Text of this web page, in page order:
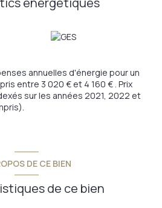
chambre peut aisément accueillir
dispose de trois chambres
adaptées à une grande famille
insonorisée d’environ 60 m², un
accueillir une salle de jeux, un
musique ou encore un espace
complète ce bien et apporte un
Pour plus d’informations ou
annuelles d'énergie pour un
entre 3 020 € et 4 160 € . Prix
sur les années 2021, 2022 et
DE CE BIEN
de ce bien